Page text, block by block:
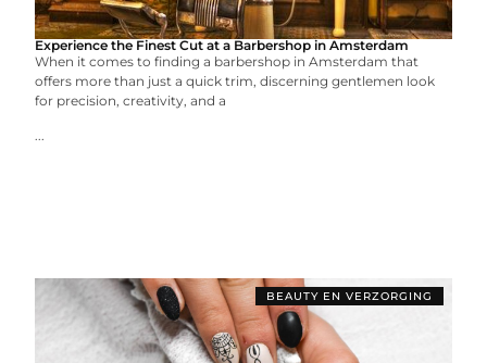
Experience the Finest Cut at a Barbershop in Amsterdam
When it comes to finding a barbershop in Amsterdam that
offers more than just a quick trim, discerning gentlemen look
for precision, creativity, and a
...
BEAUTY EN VERZORGING